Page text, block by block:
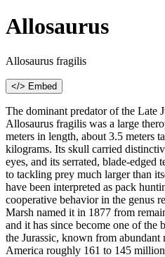
Allosaurus
Allosaurus fragilis
</> Embed
The dominant predator of the Late
Allosaurus fragilis was a large
meters in length, about 3.5 meters
kilograms. Its skull carried
eyes, and its serrated, blade-
to tackling prey much larger than
have been interpreted as pack
cooperative behavior in the genus
Marsh named it in 1877 from
and it has since become one of the
the Jurassic, known from abundant
America roughly 161 to 145 million